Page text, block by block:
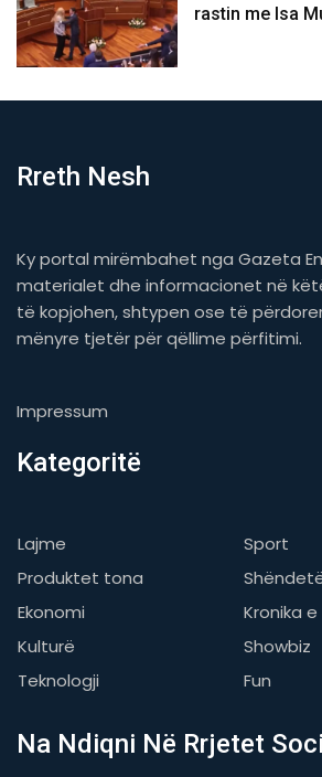
rastin me Isa
Rreth Nesh
Ky portal mirëmbahet nga Gazeta
materialet dhe informacionet në
të kopjohen, shtypen ose të
mënyre tjetër për qëllime përfitimi.
Impressum
Kategoritë
Lajme
Sport
Produktet tona
Ekonomi
Kronika
Kulturë
Showbiz
Teknologji
Fun
Na Ndiqni Në Rrjetet